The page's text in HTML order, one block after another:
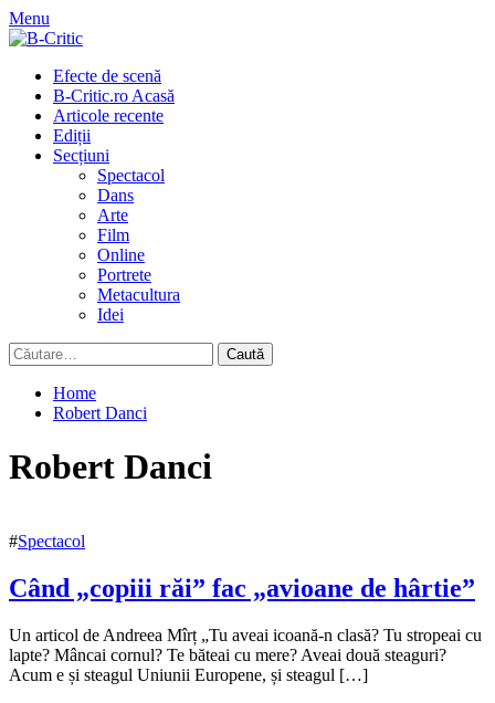
Skip
to
Menu
Primary
Menu
Efecte de scenă
B-Critic.ro Acasă
Articole recente
Ediții
Secțiuni
Spectacol
Dans
Arte
Film
Online
Portrete
Metacultura
Idei
Caută
după:
Home
Robert Danci
Robert Danci
#Spectacol
Când „copiii răi” fac „avioane de hârtie”
7
noiembrie
20208
Un articol de Andreea Mîrț „Tu aveai icoană-n clasă? Tu stropeai cu
lapte? Mâncai cornul? Te băteai cu mere? Aveai două steaguri?
Acum e și steagul Uniunii Europene, și steagul […]